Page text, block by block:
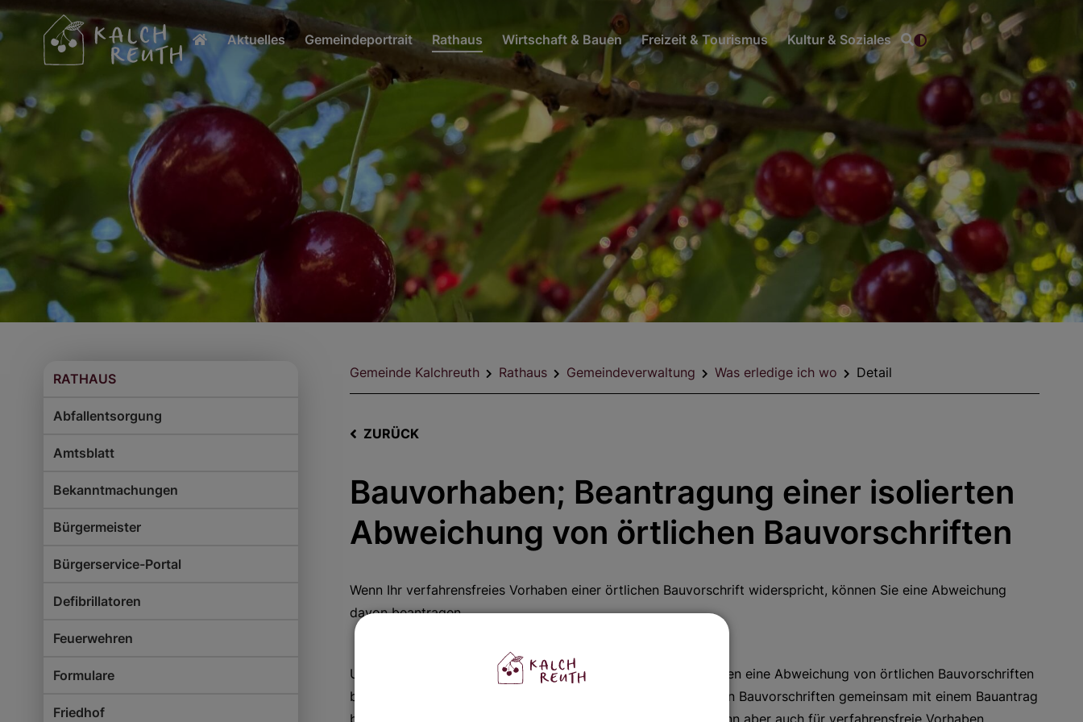
Aktuelles Gemeindeportrait Rathaus Wirtschaft & Bauen Freizeit & Tourismus Kultur & Soziales
RATHAUS
Abfallentsorgung
Amtsblatt
Bekanntmachungen
Bürgermeister
Bürgerservice-Portal
Defibrillatoren
Feuerwehren
Formulare
Friedhof
Gemeinde Kalchreuth Rathaus Gemeindeverwaltung Was erledige ich wo Detail
ZURÜCK
Bauvorhaben; Beantragung einer isolierten
Abweichung von örtlichen Bauvorschriften
Wenn Ihr verfahrensfreies Vorhaben einer örtlichen Bauvorschrift widerspricht, können Sie eine Abweichung
davon beantragen.
Unter bestimmten Voraussetzungen können Sie für Ihr Vorhaben eine Abweichung von örtlichen Bauvorschriften
beantragen. Üblicherweise wird eine Abweichung von örtlichen Bauvorschriften gemeinsam mit einem Bauantrag